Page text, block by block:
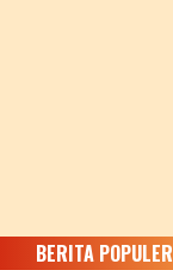
BERITA POPULER